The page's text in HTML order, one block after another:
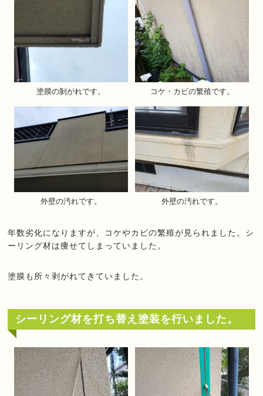
塗膜の剝がれです。 コケ・カビの繁殖です。
外壁の汚れです。 外壁の汚れです。
年数劣化になりますが、コケやカビの繁殖が見られました。シ
ーリング材は痩せてしまっていました。
塗膜も所々剥がれてきていました。
シーリング材を打ち替え塗装を行いました。